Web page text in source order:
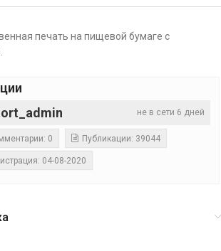
печать на пищевой бумаге с
не в сети 6 дней
0 Публикации: 39044
04-08-2020